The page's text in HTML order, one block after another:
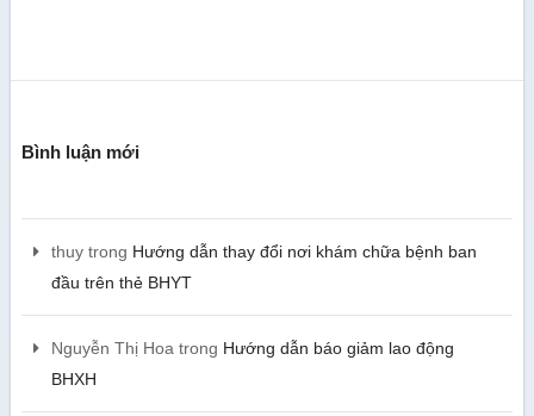
Bình luận mới
thuytrong Hướng dẫn thay đổi nơi khám chữa bệnh ban
đầu trên thẻ BHYT
Nguyễn Thị Hoa trong Hướng dẫn báo giảm lao động
BHXH